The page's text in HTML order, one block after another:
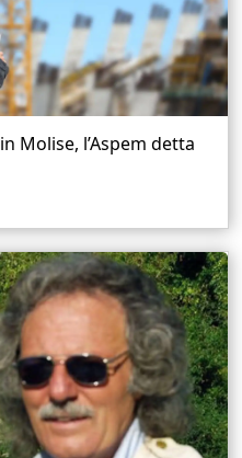
Molise, l’Aspem detta